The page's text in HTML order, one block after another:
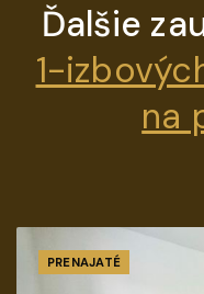
Ďalšie
1-
na
PRENAJATÉ